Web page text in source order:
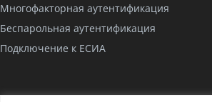
Многофакторная аутентификация
Беспарольная аутентификация
Подключение к ЕСИА